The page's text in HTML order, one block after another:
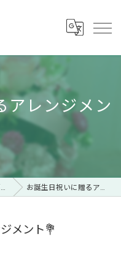
アレンジメン
お誕生日祝いに贈るアレンジメント💐
メント💐